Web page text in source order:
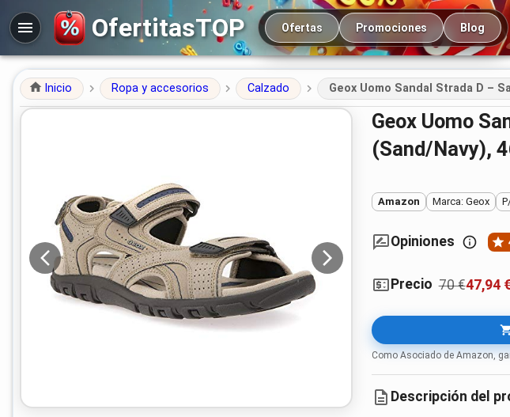
OfertitasTOP Navegación principal
Ofertas Promociones Blog
Inicio Ropa y accesorios Calzado Geox Uomo Sandal Strada D –
Geox Uomo Sandal Strada D – Sandalias para hombre, Multicolor
(Sand/Navy),
Amazon Marca: Geox
Opiniones
Precio 70 €47,94
Como Asociado de Amazon,
Descripción del